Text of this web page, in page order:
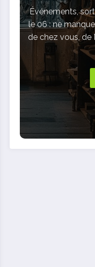
Événements,
le 06 : ne
de chez vous, de